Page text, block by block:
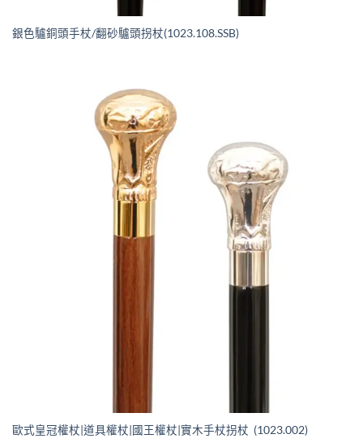
銀色驢銅頭手杖/翻砂驢頭拐杖(1023.108.SSB)
歐式皇冠權杖|道具權杖|國王權杖|實木手杖拐杖 (1023.002)